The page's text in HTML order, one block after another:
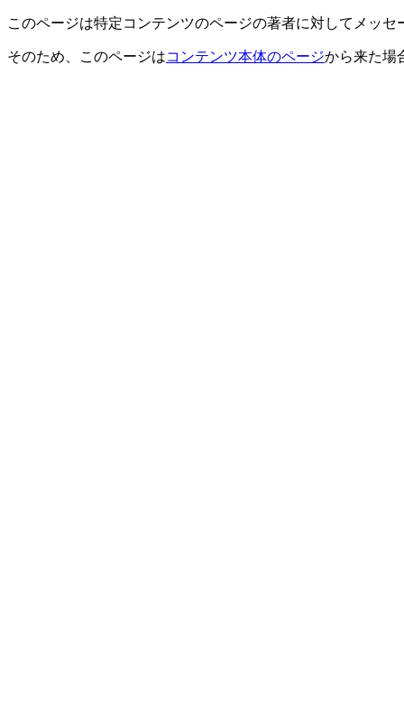
このページは特定コンテンツのページの著者に対してメッ
そのため、このページはコンテンツ本体のページから来た場